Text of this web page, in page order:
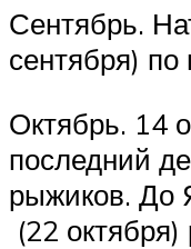
Сентябрь.
сентября) по
Октябрь. 14
последний
рыжиков. До
(22